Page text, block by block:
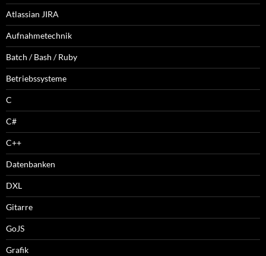
Atlassian JIRA
Aufnahmetechnik
Batch / Bash / Ruby
Betriebssysteme
C
C#
C++
Datenbanken
DXL
Gitarre
GoJS
Grafik